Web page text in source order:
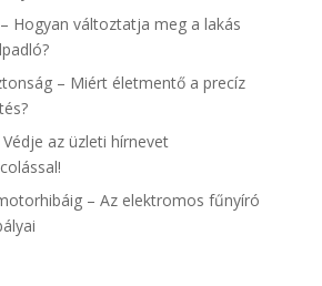
Hogyan változtatja meg a lakás
– Miért életmentő a precíz
az üzleti hírnevet
– Az elektromos fűnyíró